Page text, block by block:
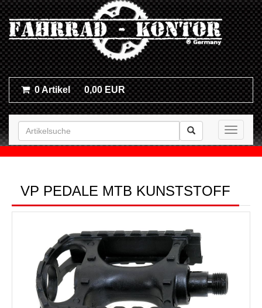
0 Artikel 0,00 EUR
Toggle
VP PEDALE MTB KUNSTSTOFF